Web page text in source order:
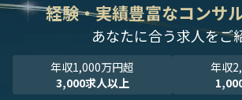
経験・実績豊富なコンサ
あなたに合う求人をご
年収1,000万円超
3,000求人以上
年収